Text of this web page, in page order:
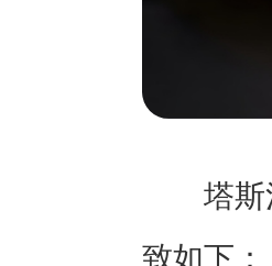
塔斯汀
致如下：